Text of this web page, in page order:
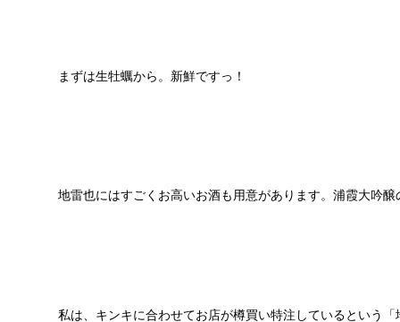
まずは生牡蠣から。新鮮ですっ！
地雷也にはすごくお高いお酒も用意があります。浦霞大吟
私は、キンキに合わせてお店が樽買い特注しているという「